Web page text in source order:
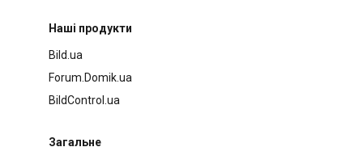
Наші продукти
Bild.ua
Forum.Domik.ua
BildControl.ua
Загальне